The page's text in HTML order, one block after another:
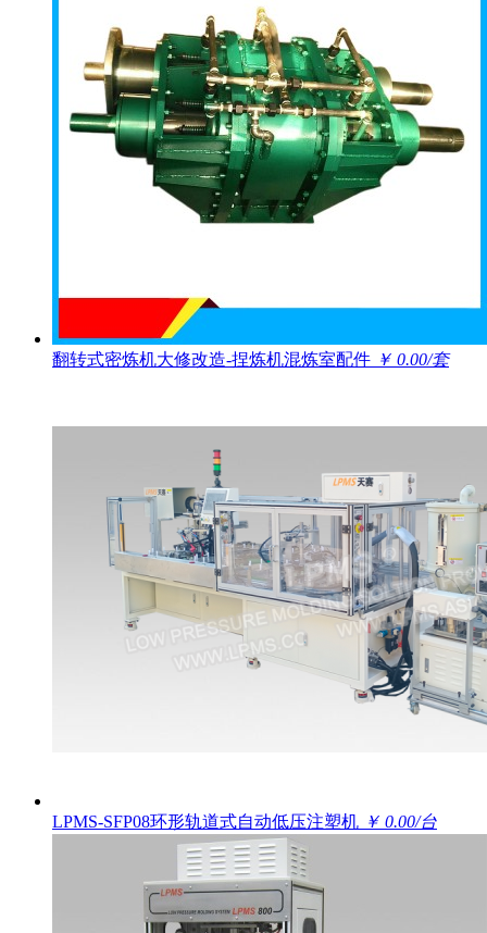
翻转式密炼机大修改造-捏炼机混炼室配件 ￥ 0.00/套
LPMS-SFP08环形轨道式自动低压注塑机 ￥ 0.00/台